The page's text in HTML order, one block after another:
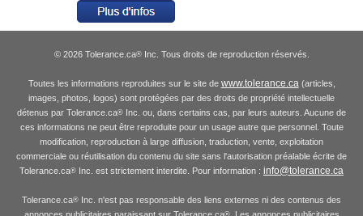
© 2026 Tolerance.ca®Inc. Tous droits de reproduction réservés.
Toutes les informations reproduites sur le site de www.tolerance.ca(articles,
images, photos, logos) sont protégées par des droits de propriété intellectuelle
détenus par Tolerance.ca® Inc. ou, dans certains cas, par leurs auteurs. Aucune de
ces informations ne peut être reproduite pour un usage autre que personnel. Toute
modification, reproduction à large diffusion, traduction, vente, exploitation
commerciale ou réutilisation du contenu du site sans l'autorisation préalable écrite de
Tolerance.ca® Inc. est strictement interdite. Pour information : info@tolerance.ca
Tolerance.ca® Inc. n'est pas responsable des liens externes ni des contenus des